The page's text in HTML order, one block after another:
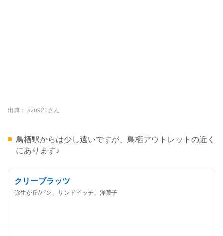
出典： azu921さん
鳥栖駅からは少し遠いですが、鳥栖アウトレットの近く
にあります♪
クリーブラッツ
弥生が丘/パン、サンドイッチ、洋菓子